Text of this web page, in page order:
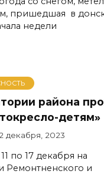
пришедшая в
недели
района
детям»
декабря, 2023
по 17 декабря на
Ремонтненского и